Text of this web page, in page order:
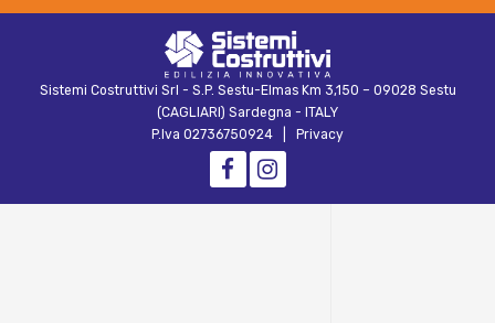
Sistemi Costruttivi Srl - S.P. Sestu-Elmas Km 3,150 – 09028 Sestu
(CAGLIARI) Sardegna - ITALY
P.Iva 02736750924 |
Privacy